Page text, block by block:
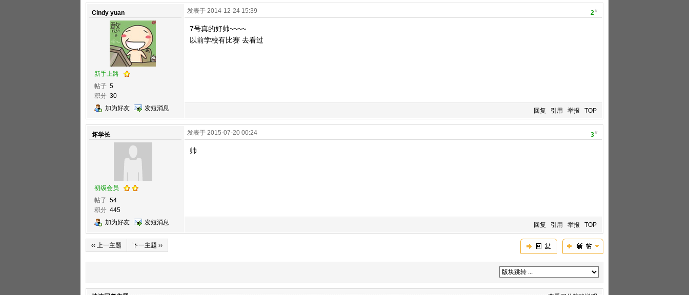
Cindy yuan
新手上路
帖子 5
积分 30
加为好友
发短消息
2#
发表于 2014-12-24 15:39
7号真的好帅~~~~
以前学校有比赛 去看过
回复 引用 举报 TOP
坏学长
初级会员
帖子 54
积分 445
加为好友
发短消息
3#
发表于 2015-07-20 00:24
帅
回复 引用 举报 TOP
‹‹ 上一主题 下一主题 ››